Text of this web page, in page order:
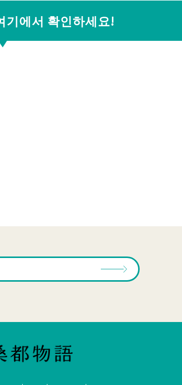
기에서 확인하세요!